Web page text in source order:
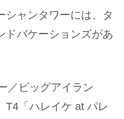
シャンタワーには、タ
ドバケーションズがあ
／ビッグアイラン
T4「ハレイケ at パレ